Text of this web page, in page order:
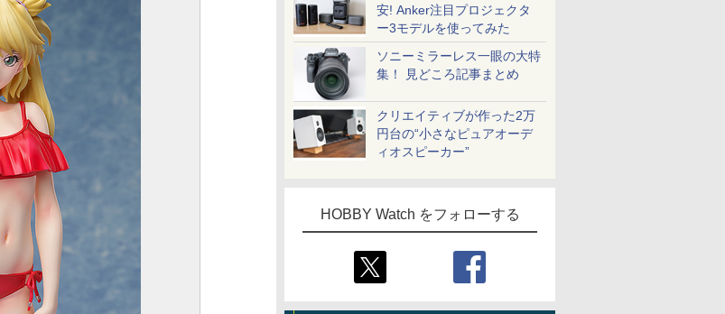
安! Anker注目プロジェクタ
ー3モデルを使ってみた
ソニーミラーレス一眼の大特
集！ 見どころ記事まとめ
クリエイティブが作った2万
円台の“小さなピュアオーデ
ィオスピーカー”
HOBBY Watch をフォローする